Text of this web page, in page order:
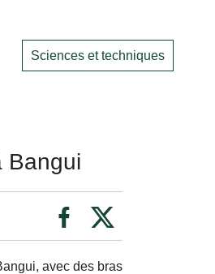
Sciences et techniques
Bangui
avec des bras